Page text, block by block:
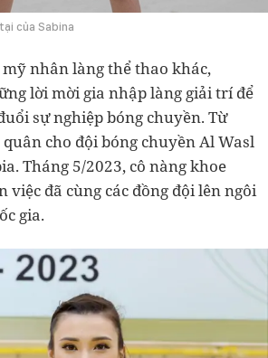
của Sabina
nhân làng thể thao khác,
lời mời gia nhập làng giải trí để
sự nghiệp bóng chuyền. Từ
cho đội bóng chuyền Al Wasl
Tháng 5/2023, cô nàng khoe
việc đã cùng các đồng đội lên ngôi
gia.